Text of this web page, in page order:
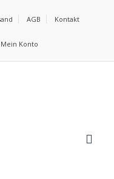
AGB Kontakt
Mein Konto